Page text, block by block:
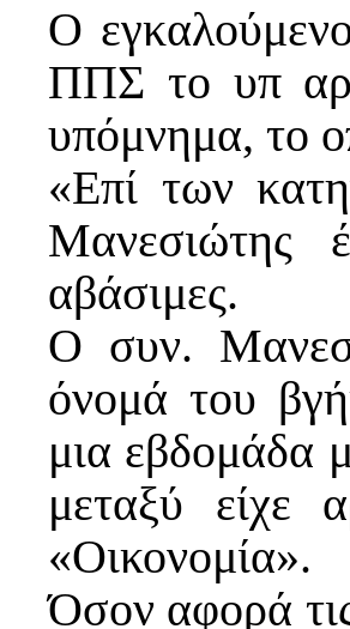
Ο
ΠΠΣ το υπ
υπόμνημα, το
«Επί των
Μανεσιώτης
αβάσιμες.
Ο συν.
όνομά του
μια εβδομάδα
μεταξύ είχε
«Οικονομία».
Όσον αφορά